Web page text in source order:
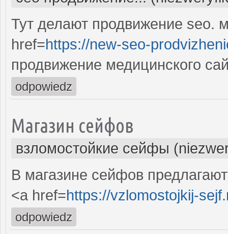
Тут делают продвижение seo.
href=https://new-seo-
продвижение медицинского
odpowiedz
Магазин сейфов
взломостойкие сейфы
В магазине сейфов
<a href=https://vzlomostojkij-
odpowiedz